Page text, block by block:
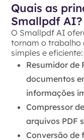
Quais as
Smallpdf AI?
O Smallpdf AI
tornam o trabalho
simples e eficiente:
Resumidor de
documentos
informações
Compressor
arquivos PDF
Conversão de